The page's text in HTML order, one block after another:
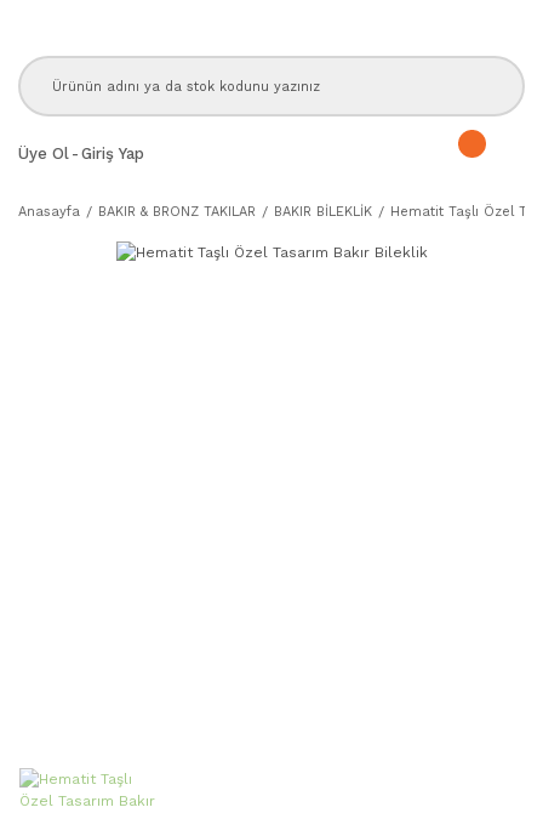
Üye Ol - Giriş Yap
Anasayfa BAKIR & BRONZ TAKILAR BAKIR BİLEKLİK Hematit Taşlı Özel